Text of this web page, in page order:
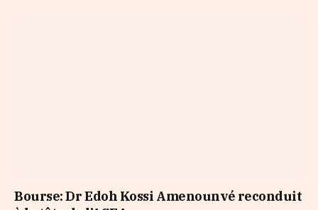
Bourse: Dr Edoh Kossi Amenounvé reconduit